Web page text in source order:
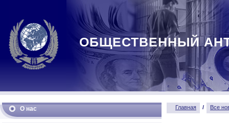
ОБЩЕСТВЕННЫЙ
О нас Главная / Все